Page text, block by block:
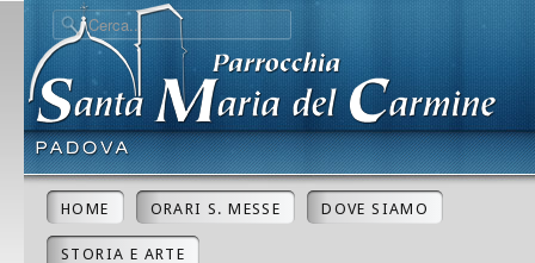
HOME ORARI S. MESSE DOVE SIAMO
STORIA E ARTE